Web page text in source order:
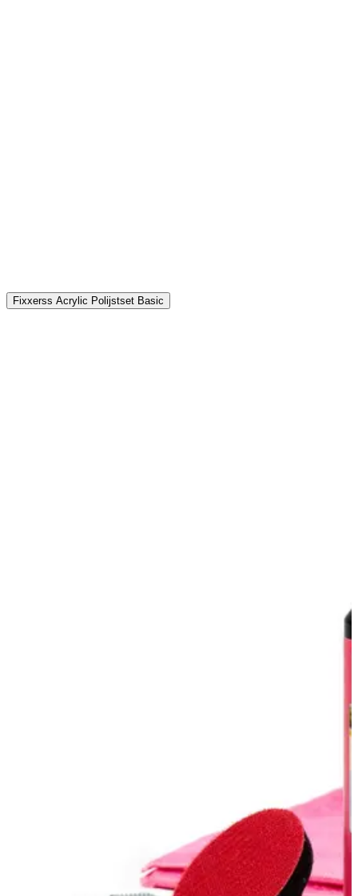
Fixxerss Acrylic Polijstset Basic